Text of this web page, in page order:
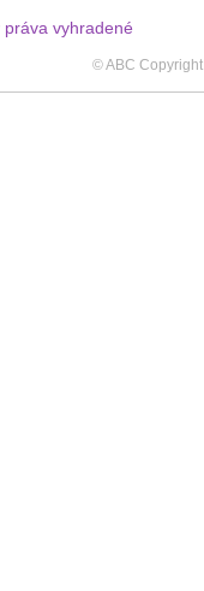
vyhradené
© ABC Copyright